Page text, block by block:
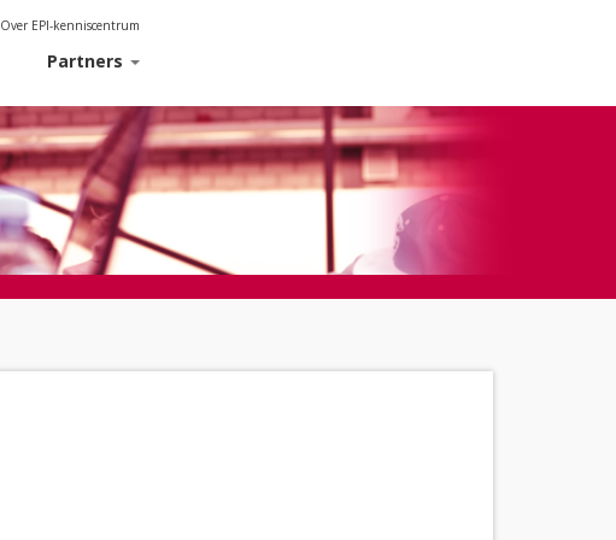
Over EPI-kenniscentrum
Partners